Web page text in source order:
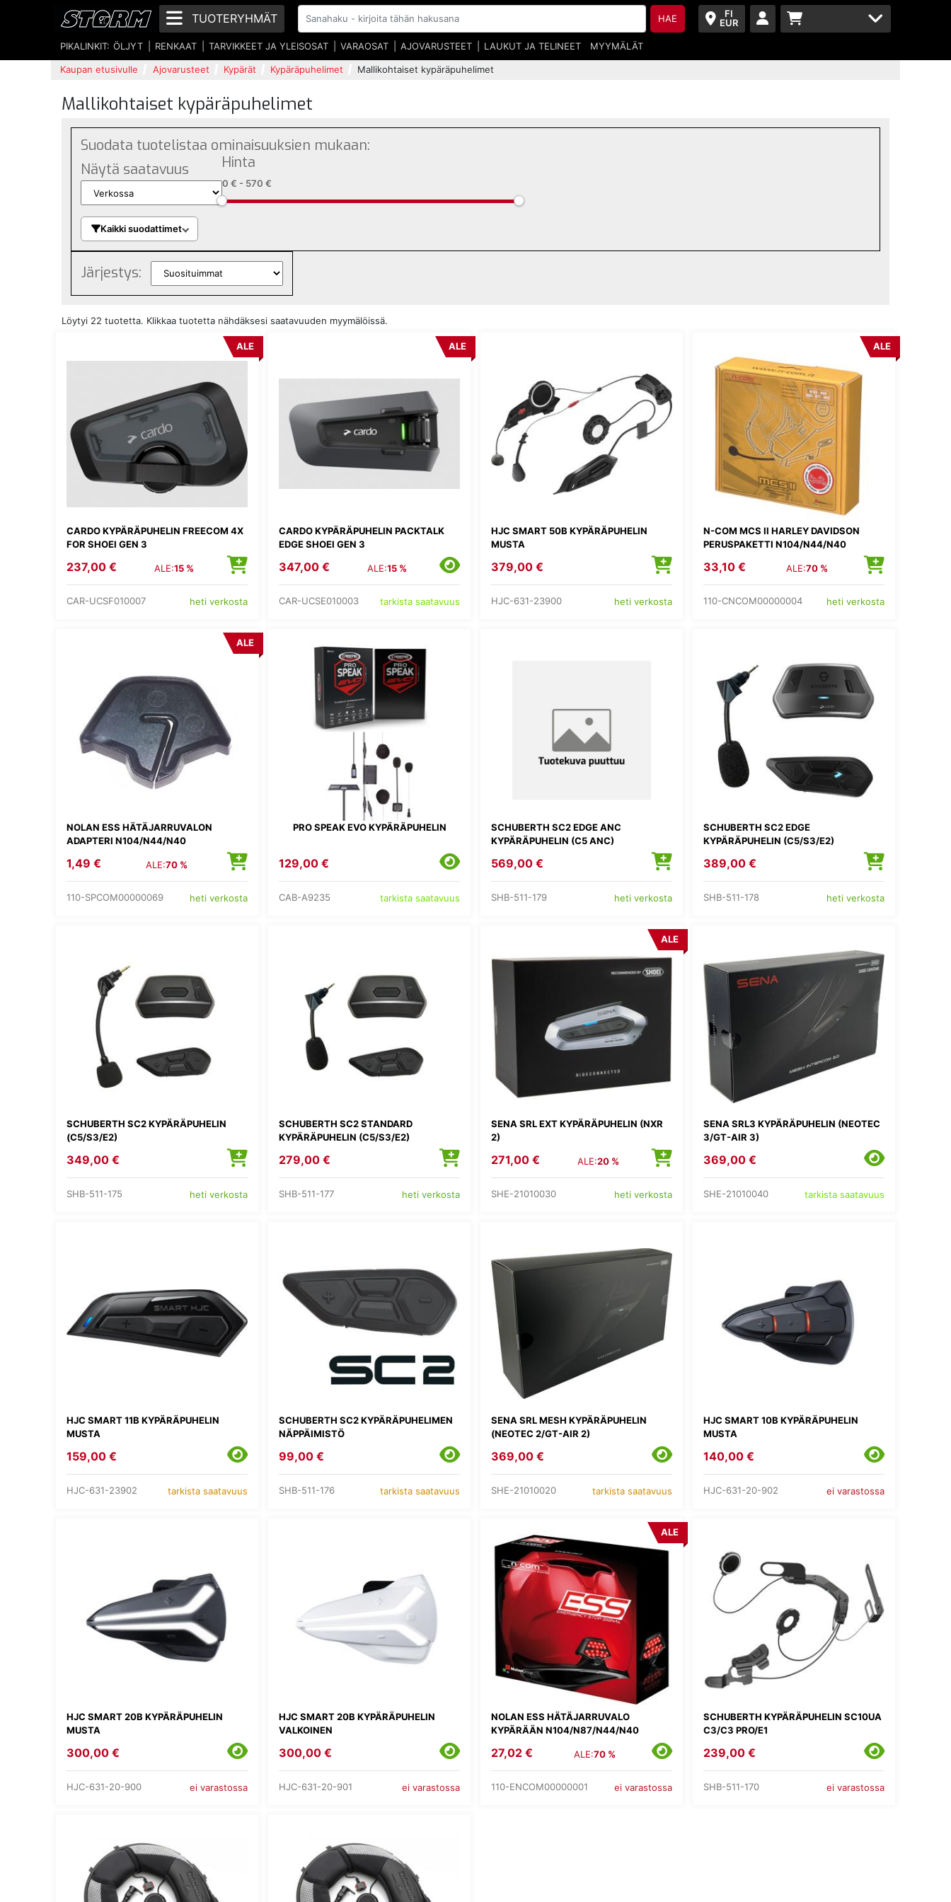
FI
EUR
TUOTERYHMÄT HAE
PIKALINKIT: ÖLJYT RENKAAT TARVIKKEET JA YLEISOSAT VARAOSAT AJOVARUSTEET LAUKUT JA TELINEET MYYMÄLÄT
Kaupan etusivulle Ajovarusteet Kypärät Kypäräpuhelimet Mallikohtaiset kypäräpuhelimet
Mallikohtaiset kypäräpuhelimet
Suodata tuotelistaa ominaisuuksien mukaan:
Näytä saatavuus Hinta
0 € - 570 €
Kaikki suodattimet
Järjestys:
Löytyi 22 tuotetta. Klikkaa tuotetta nähdäksesi saatavuuden myymälöissä.
CARDO KYPÄRÄPUHELIN FREECOM 4X
FOR SHOEI GEN 3
ALE
237,00 € ALE:15 %
CAR-UCSF010007 heti verkosta
CARDO KYPÄRÄPUHELIN PACKTALK
EDGE SHOEI GEN 3
ALE
347,00 € ALE:15 %
CAR-UCSE010003 tarkista saatavuus
HJC SMART 50B KYPÄRÄPUHELIN
MUSTA
379,00 €
HJC-631-23900 heti verkosta
N-COM MCS II HARLEY DAVIDSON
PERUSPAKETTI N104/N44/N40
ALE
33,10 € ALE:70 %
110-CNCOM00000004 heti verkosta
NOLAN ESS HÄTÄJARRUVALON
ADAPTERI N104/N44/N40
ALE
1,49 € ALE:70 %
110-SPCOM00000069 heti verkosta
PRO SPEAK EVO KYPÄRÄPUHELIN
129,00 €
CAB-A9235 tarkista saatavuus
SCHUBERTH SC2 EDGE ANC
KYPÄRÄPUHELIN (C5 ANC)
569,00 €
SHB-511-179 heti verkosta
SCHUBERTH SC2 EDGE
KYPÄRÄPUHELIN (C5/S3/E2)
389,00 €
SHB-511-178 heti verkosta
SCHUBERTH SC2 KYPÄRÄPUHELIN
(C5/S3/E2)
349,00 €
SHB-511-175 heti verkosta
SCHUBERTH SC2 STANDARD
KYPÄRÄPUHELIN (C5/S3/E2)
279,00 €
SHB-511-177 heti verkosta
SENA SRL EXT KYPÄRÄPUHELIN (NXR
2)
ALE
271,00 € ALE:20 %
SHE-21010030 heti verkosta
SENA SRL3 KYPÄRÄPUHELIN (NEOTEC
3/GT-AIR 3)
369,00 €
SHE-21010040 tarkista saatavuus
HJC SMART 11B KYPÄRÄPUHELIN
MUSTA
159,00 €
HJC-631-23902 tarkista saatavuus
SCHUBERTH SC2 KYPÄRÄPUHELIMEN
NÄPPÄIMISTÖ
99,00 €
SHB-511-176 tarkista saatavuus
SENA SRL MESH KYPÄRÄPUHELIN
(NEOTEC 2/GT-AIR 2)
369,00 €
SHE-21010020 tarkista saatavuus
HJC SMART 10B KYPÄRÄPUHELIN
MUSTA
140,00 €
HJC-631-20-902 ei varastossa
HJC SMART 20B KYPÄRÄPUHELIN
MUSTA
300,00 €
HJC-631-20-900 ei varastossa
HJC SMART 20B KYPÄRÄPUHELIN
VALKOINEN
300,00 €
HJC-631-20-901 ei varastossa
NOLAN ESS HÄTÄJARRUVALO
KYPÄRÄÄN N104/N87/N44/N40
ALE
27,02 € ALE:70 %
110-ENCOM00000001 ei varastossa
SCHUBERTH KYPÄRÄPUHELIN SC10UA
C3/C3 PRO/E1
239,00 €
SHB-511-170 ei varastossa